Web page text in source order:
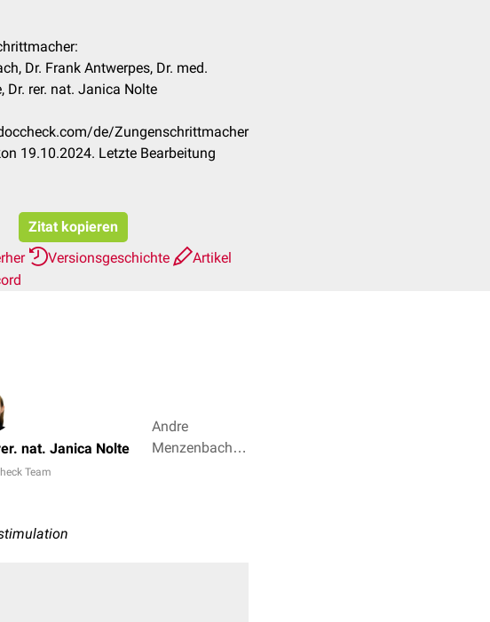
Dr. Frank Antwerpes, Dr. med.
Dr. rer. nat. Janica Nolte
de/Zungenschrittmacher
19.10.2024. Letzte Bearbeitung
Zitat kopieren
Versionsgeschichte
Artikel
nat. Janica Nolte
Team
Andre
Menzenbach,